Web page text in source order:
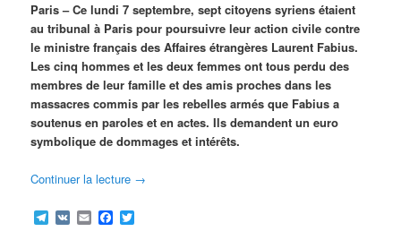
Paris – Ce lundi 7 septembre, sept citoyens syriens étaient
au tribunal à Paris pour poursuivre leur action civile contre
le ministre français des Affaires étrangères Laurent Fabius.
Les cinq hommes et les deux femmes ont tous perdu des
membres de leur famille et des amis proches dans les
massacres commis par les rebelles armés que Fabius a
soutenus en paroles et en actes. Ils demandent un euro
symbolique de dommages et intérêts.
Continuer la lecture →
Telegram
VK EmailFacebook